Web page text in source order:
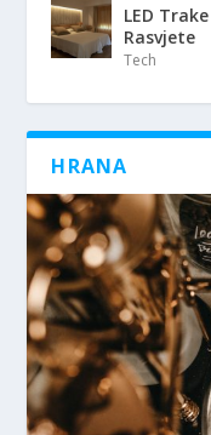
LED
Rasvjete
Tech
HRANA